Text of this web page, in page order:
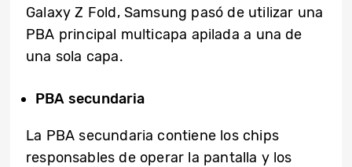
Galaxy Z Fold, Samsung pasó de utilizar una
PBA principal multicapa apilada a una de
una sola capa.
PBA secundaria
La PBA secundaria contiene los chips
responsables de operar la pantalla y los